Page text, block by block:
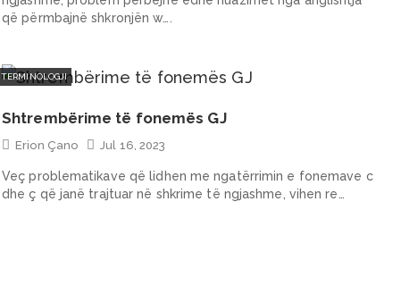
që përmbajnë shkronjën w….
TERMINOLOGJI
Shtrembërime të fonemës GJ
Erion Çano Jul 16, 2023
Veç problematikave që lidhen me ngatërrimin e fonemave c
dhe ç që janë trajtuar në shkrime të ngjashme, vihen re…